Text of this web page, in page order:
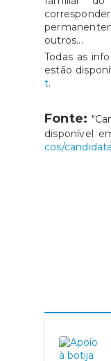
outros...
Todas as
estão
t.
Fonte:
disponível
cos/